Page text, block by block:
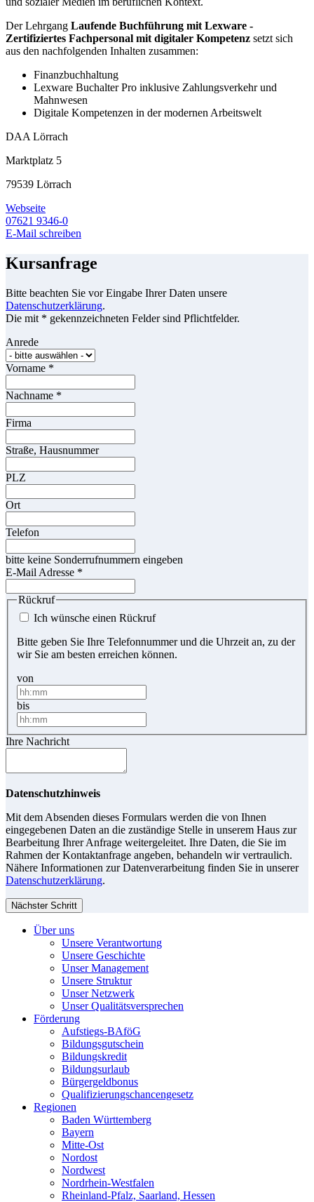
Der Lehrgang Laufende Buchführung mit Lexware -
Zertifiziertes Fachpersonal mit digitaler Kompetenz setzt sich
aus den nachfolgenden Inhalten zusammen:
Finanzbuchhaltung
Lexware Buchalter Pro inklusive Zahlungsverkehr und
Mahnwesen
Digitale Kompetenzen in der modernen Arbeitswelt
DAA Lörrach
Marktplatz 5
79539 Lörrach
Webseite
07621 9346-0
E-Mail schreiben
Kursanfrage
Bitte beachten Sie vor Eingabe Ihrer Daten unsere
Datenschutzerklärung.
Die mit * gekennzeichneten Felder sind Pflichtfelder.
Anrede
Vorname *
Nachname *
Firma
Straße, Hausnummer
PLZ
Ort
Telefon
bitte keine Sonderrufnummern eingeben
E-Mail Adresse *
Rückruf
Ich wünsche einen Rückruf
Bitte geben Sie Ihre Telefonnummer und die Uhrzeit an, zu der
wir Sie am besten erreichen können.
von
bis
Ihre Nachricht
Datenschutzhinweis
Mit dem Absenden dieses Formulars werden die von Ihnen
eingegebenen Daten an die zuständige Stelle in unserem Haus zur
Bearbeitung Ihrer Anfrage weitergeleitet. Ihre Daten, die Sie im
Rahmen der Kontaktanfrage angeben, behandeln wir vertraulich.
Nähere Informationen zur Datenverarbeitung finden Sie in unserer
Datenschutzerklärung.
Nächster Schritt
Über uns
Unsere Verantwortung
Unsere Geschichte
Unser Management
Unsere Struktur
Unser Netzwerk
Unser Qualitätsversprechen
Förderung
Aufstiegs-BAföG
Bildungsgutschein
Bildungskredit
Bildungsurlaub
Bürgergeldbonus
Qualifizierungschancengesetz
Regionen
Baden Württemberg
Bayern
Mitte-Ost
Nordost
Nordwest
Nordrhein-Westfalen
Rheinland-Pfalz, Saarland, Hessen